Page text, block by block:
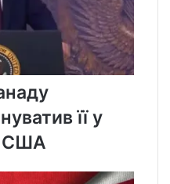
її у
США